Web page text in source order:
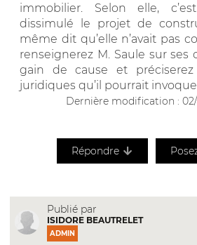
immobilier. Selon elle,
dissimulé le projet de
même dit qu’elle n’avait pas
renseignerez M. Saule sur ses
gain de cause et
juridiques qu’il pourrait
Dernière modification :
Répondre
Publié par
ISIDORE BEAUTRELET
ADMIN